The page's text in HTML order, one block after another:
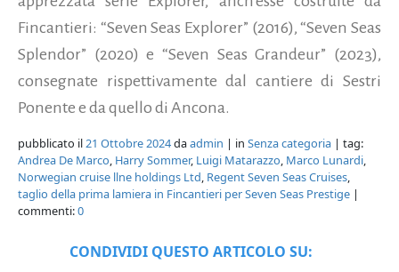
Fincantieri: “Seven Seas Explorer” (2016), “Seven Seas
Splendor” (2020) e “Seven Seas Grandeur” (2023),
consegnate rispettivamente dal cantiere di Sestri
Ponente e da quello di Ancona.
pubblicato il21 Ottobre 2024daadmin | in Senza categoria | tag:
Andrea De Marco, Harry Sommer, Luigi Matarazzo, Marco Lunardi,
Norwegian cruise llne holdings Ltd, Regent Seven Seas Cruises,
taglio della prima lamiera in Fincantieri per Seven Seas Prestige |
commenti:0
CONDIVIDI QUESTO ARTICOLO SU: